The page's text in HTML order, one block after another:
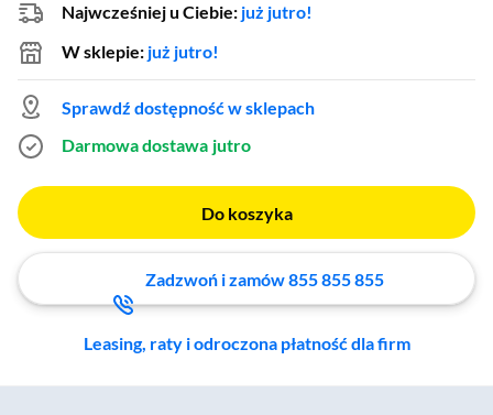
Najwcześniej u Ciebie: już jutro!
W sklepie: już jutro!
Sprawdź dostępność w sklepach
Darmowa dostawa jutro
Do koszyka
Zadzwoń i zamów 855 855 855
Leasing, raty i odroczona płatność dla firm